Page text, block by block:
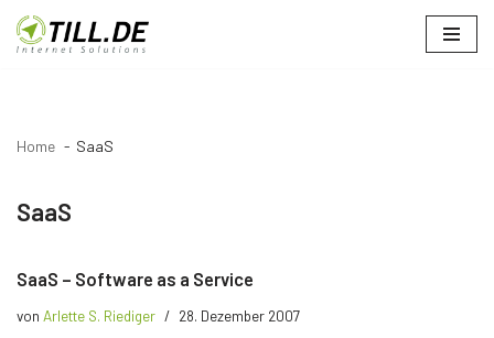
Zum
Home SaaS
SaaS
SaaS – Software as a Service
von Arlette S. Riediger 28. Dezember 2007